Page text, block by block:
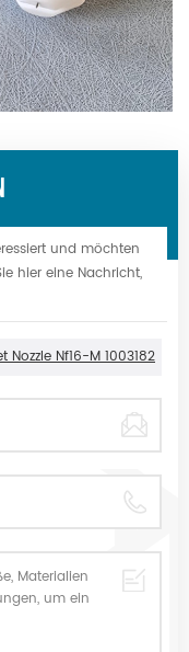
und möchten
hier eine Nachricht,
Nf16-M 1003182